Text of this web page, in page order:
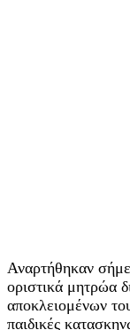
Αναρτήθηκαν
οριστικά μητρώα
αποκλειομένων
παιδικές